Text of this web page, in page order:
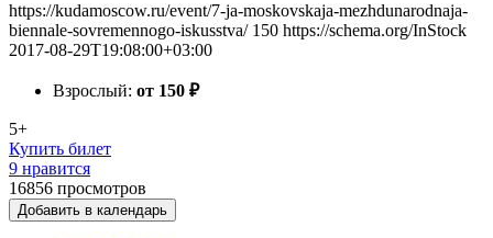
https://kudamoscow.ru/event/7-ja-moskovskaja-mezhdunarodnaja-
biennale-sovremennogo-iskusstva/ 150 https://schema.org/InStock
2017-08-29T19:08:00+03:00
Взрослый: от 150 ₽
5+
Купить билет
9 нравится
16856 просмотров
Добавить в календарь